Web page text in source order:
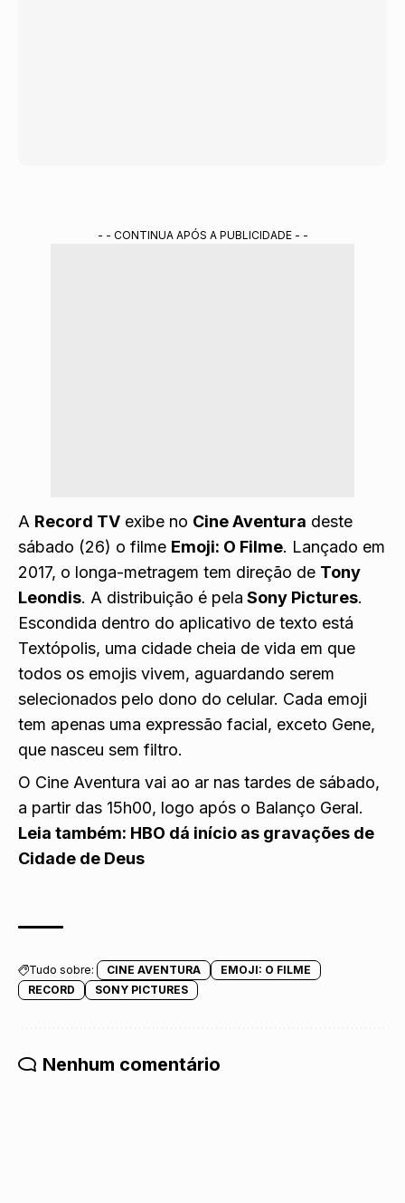
- - CONTINUA APÓS A PUBLICIDADE - -
A Record TV exibe no Cine Aventura deste
sábado (26) o filme Emoji: O Filme. Lançado em
2017, o longa-metragem tem direção de Tony
Leondis. A distribuição é pela Sony Pictures.
Escondida dentro do aplicativo de texto está
Textópolis, uma cidade cheia de vida em que
todos os emojis vivem, aguardando serem
selecionados pelo dono do celular. Cada emoji
tem apenas uma expressão facial, exceto Gene,
que nasceu sem filtro.
O Cine Aventura vai ao ar nas tardes de sábado,
a partir das 15h00, logo após o Balanço Geral.
Leia também: HBO dá início as gravações de
Cidade de Deus
Tudo sobre: CINE AVENTURA
EMOJI: O FILME
RECORD
SONY PICTURES
Nenhum comentário